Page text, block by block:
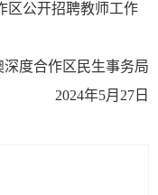
公开招聘教师工作
度合作区民生事务局
2024年5月27日